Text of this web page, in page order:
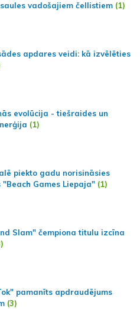
vadošajiem čellistiem (1)
apdares veidi: kā izvēlēties
evolūcija - tiešraides un
(1)
piekto gadu norisināsies
Games Liepaja" (1)
Slam" čempiona titulu izcīna
pamanīts apdraudējums
(3)